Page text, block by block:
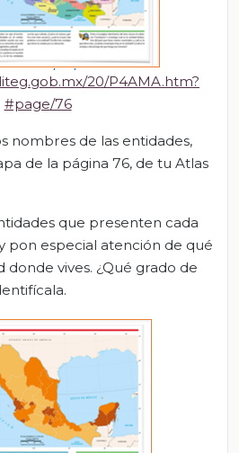
20/P4AMA.htm?
#page/76
nombres de las entidades,
de la página 76, de tu Atlas
que presenten cada
pon especial atención de qué
donde vives. ¿Qué grado de